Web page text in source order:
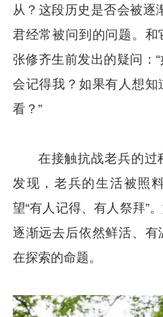
从？这段历史是否会被逐
君经常被问到的问题。
张修齐生前发出的疑问：
会记得我？如果有人想
看？”
在接触抗战老兵的过
发现，老兵的生活被照
望“有人记得、有人祭拜”
逐渐远去后依然鲜活、
在探索的命题。